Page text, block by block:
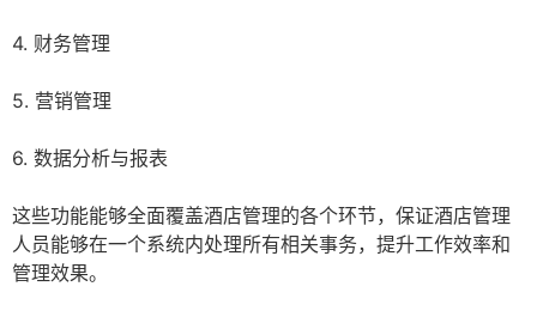
4. 财务管理
5. 营销管理
6. 数据分析与报表
这些功能能够全面覆盖酒店管理的各个环节，保证酒店管理
人员能够在一个系统内处理所有相关事务，提升工作效率和
管理效果。